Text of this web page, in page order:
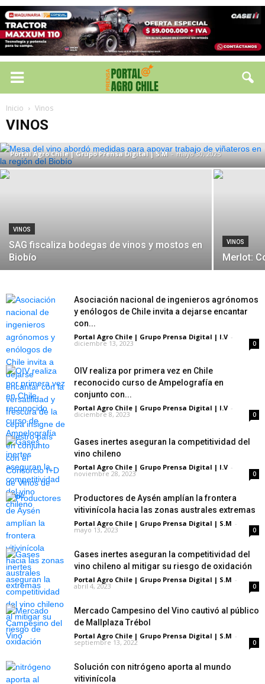
Inicio Vinos
VINOS
Mesa del vino abordó medidas para
apoyar trabajo de viñateros en la región
Portal Agro Chile | Grupo Prensa Digital | S.M - mayo 30, 2025
VINOS
SAG fiscaliza bodegas de vinos y mostos en
Biobío
VINOS
Merlot:
Asociación nacional de ingenieros agrónomos
y enólogos de Chile invita a dejarse encantar
con...
Portal Agro Chile | Grupo Prensa Digital | I.V -
diciembre 13, 2023 0
OIV realiza por primera vez en Chile
reconocido curso de Ampelografía en
conjunto con...
Portal Agro Chile | Grupo Prensa Digital | I.V -
diciembre 8, 2023 0
Gases inertes aseguran la competitividad del
vino chileno
Portal Agro Chile | Grupo Prensa Digital | I.V -
noviembre 28, 2023 0
Productores de Aysén amplían la frontera
vitivinícola hacia las zonas australes extremas
Portal Agro Chile | Grupo Prensa Digital | S.M -
mayo 13, 2023 0
Gases inertes aseguran la competitividad del
vino chileno al mitigar su riesgo de oxidación
Portal Agro Chile | Grupo Prensa Digital | S.M -
abril 4, 2023 0
Mercado Campesino del Vino cautivó al público
de Mallplaza Trébol
Portal Agro Chile | Grupo Prensa Digital | S.M -
septiembre 13, 2022 0
Solución con nitrógeno aporta al mundo
vitivinícola